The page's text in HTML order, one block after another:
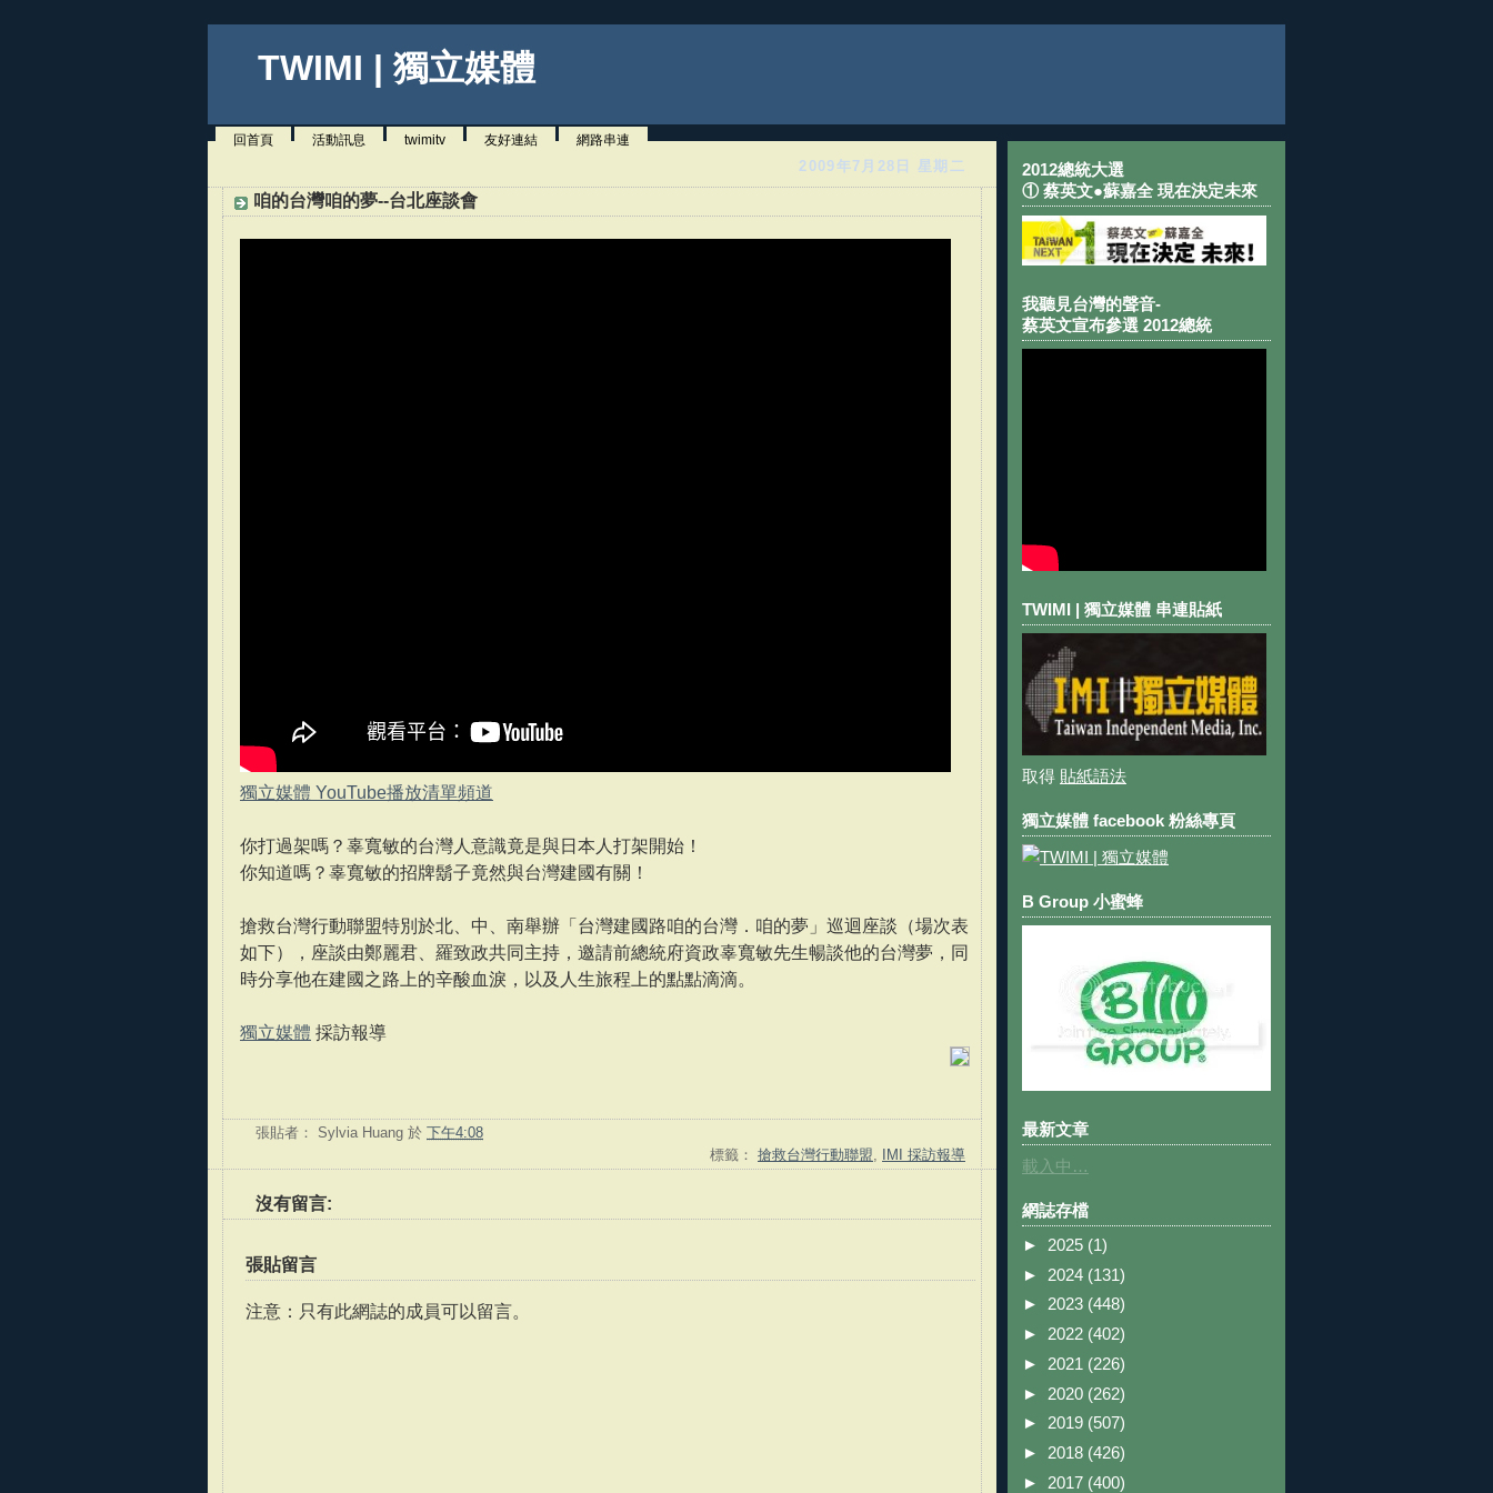
TWIMI | 獨立媒體
回首頁 活動訊息 twimitv 友好連結 網路串連
2009年7月28日 星期二
咱的台灣咱的夢--台北座談會
獨立媒體 YouTube播放清單頻道
你打過架嗎？辜寬敏的台灣人意識竟是與日本人打架開始！
你知道嗎？辜寬敏的招牌鬍子竟然與台灣建國有關！
搶救台灣行動聯盟特別於北、中、南舉辦「台灣建國路咱的台灣．咱的夢」巡迴座談（場次表
如下），座談由鄭麗君、羅致政共同主持，邀請前總統府資政辜寬敏先生暢談他的台灣夢，同
時分享他在建國之路上的辛酸血淚，以及人生旅程上的點點滴滴。
獨立媒體 採訪報導
張貼者： Sylvia Huang 於 下午4:08
標籤： 搶救台灣行動聯盟 IMI 採訪報導
沒有留言:
張貼留言
注意：只有此網誌的成員可以留言。
2012總統大選
① 蔡英文●蘇嘉全 現在決定未來
我聽見台灣的聲音-
蔡英文宣布參選 2012總統
TWIMI | 獨立媒體 串連貼紙
取得 貼紙語法
獨立媒體 facebook 粉絲專頁
B Group 小蜜蜂
最新文章
載入中…
網誌存檔
► 2025 (1)
► 2024 (131)
► 2023 (448)
► 2022 (402)
► 2021 (226)
► 2020 (262)
► 2019 (507)
► 2018 (426)
► 2017 (400)